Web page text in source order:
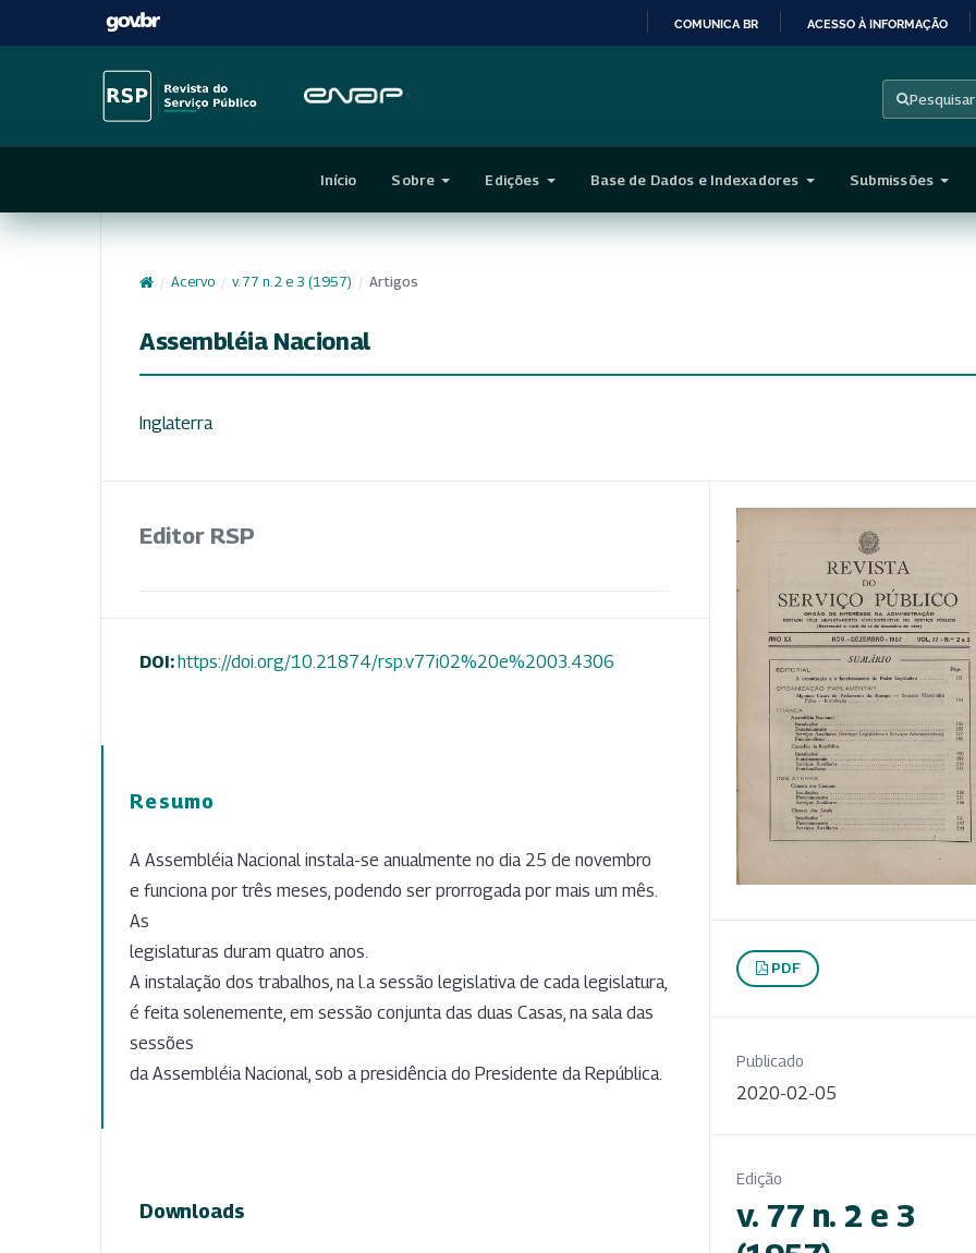
CONTEÚDO
COMUNICA BR ACESSO À INFORMAÇÃO
Pesquisar
Início Sobre Edições Base de Dados e Indexadores Submissões
/ Acervo / v. 77 n. 2 e 3 (1957) / Artigos
Assembléia Nacional
Inglaterra
Editor RSP
DOI:https://doi.org/10.21874/rsp.v77i02%20e%2003.4306
Resumo
A Assembléia Nacional instala-se anualmente no dia 25 de novembro
e funciona por três meses, podendo ser prorrogada por mais um mês.
As
legislaturas duram quatro anos.
A instalação dos trabalhos, na l.a sessão legislativa de cada legislatura,
é feita solenemente, em sessão conjunta das duas Casas, na sala das
sessões
da Assembléia Nacional, sob a presidência do Presidente da República.
Downloads
PDF
Publicado
2020-02-05
Edição
v. 77 n. 2 e 3